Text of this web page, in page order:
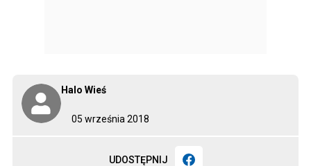
05 września 2018
Halo Wieś
UDOSTĘPNIJ